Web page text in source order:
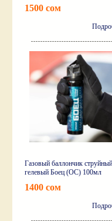
1500 сом
Газовый баллончик струйный
гелевый Боец (OC) 100мл
1400 сом